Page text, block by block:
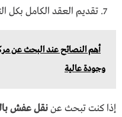
تقديم العقد الكامل بكل
أهم النصائح عند البحث عن
وجودة عالية
إذا كنت تبحث عننقل عفش